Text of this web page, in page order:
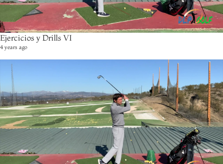
Ejercicios y Drills VI
4 years ago